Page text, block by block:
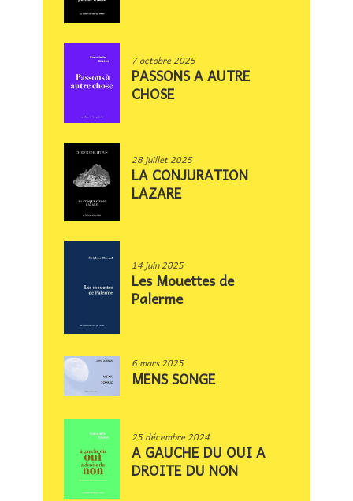
7 octobre 2025
PASSONS A AUTRE
CHOSE
28 juillet 2025
LA CONJURATION
LAZARE
14 juin 2025
Les Mouettes de
Palerme
6 mars 2025
MENS SONGE
25 décembre 2024
A GAUCHE DU OUI A
DROITE DU NON